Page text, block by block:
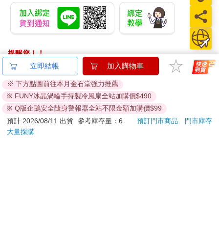
提醒您！！
金石堂及銀行均不會請您操作ATM! 如接獲電話要求您前往
ATM提款機，請不要聽從指示，以免受騙上當！
退換貨須知：
**提醒您，鑑賞期不等於試用期，退回商品須為全新狀態**
依據「消費者保護法」第19條及行政院消費者保護處公告之
「通訊交易解除權合理例外情事適用準則」，以下商品購買
立即結帳 加入購物車
※ 下方點圖前往本月金石堂強力推薦
※ FUNY冰晶渦輪手持製冷風扇全站加購價$490
※ Q版企鵝安全隨身警報器全站不限金額加購價$99
預計 2026/08/11 出貨 參考庫存量：6 預訂門市商品
門市庫存
大量採購